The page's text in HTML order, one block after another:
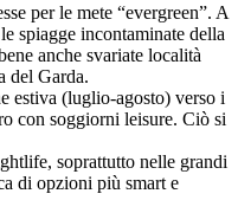
per le mete “evergreen”. A
spiagge incontaminate della
anche svariate località
del Garda.
estiva (luglio-agosto) verso i
con soggiorni leisure. Ciò si
soprattutto nelle grandi
di opzioni più smart e